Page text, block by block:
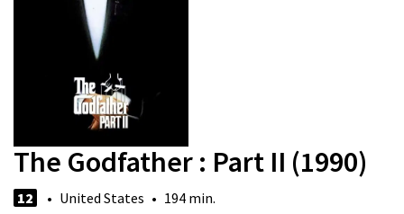
The Godfather : Part II (1990)
12 • United States • 194 min.